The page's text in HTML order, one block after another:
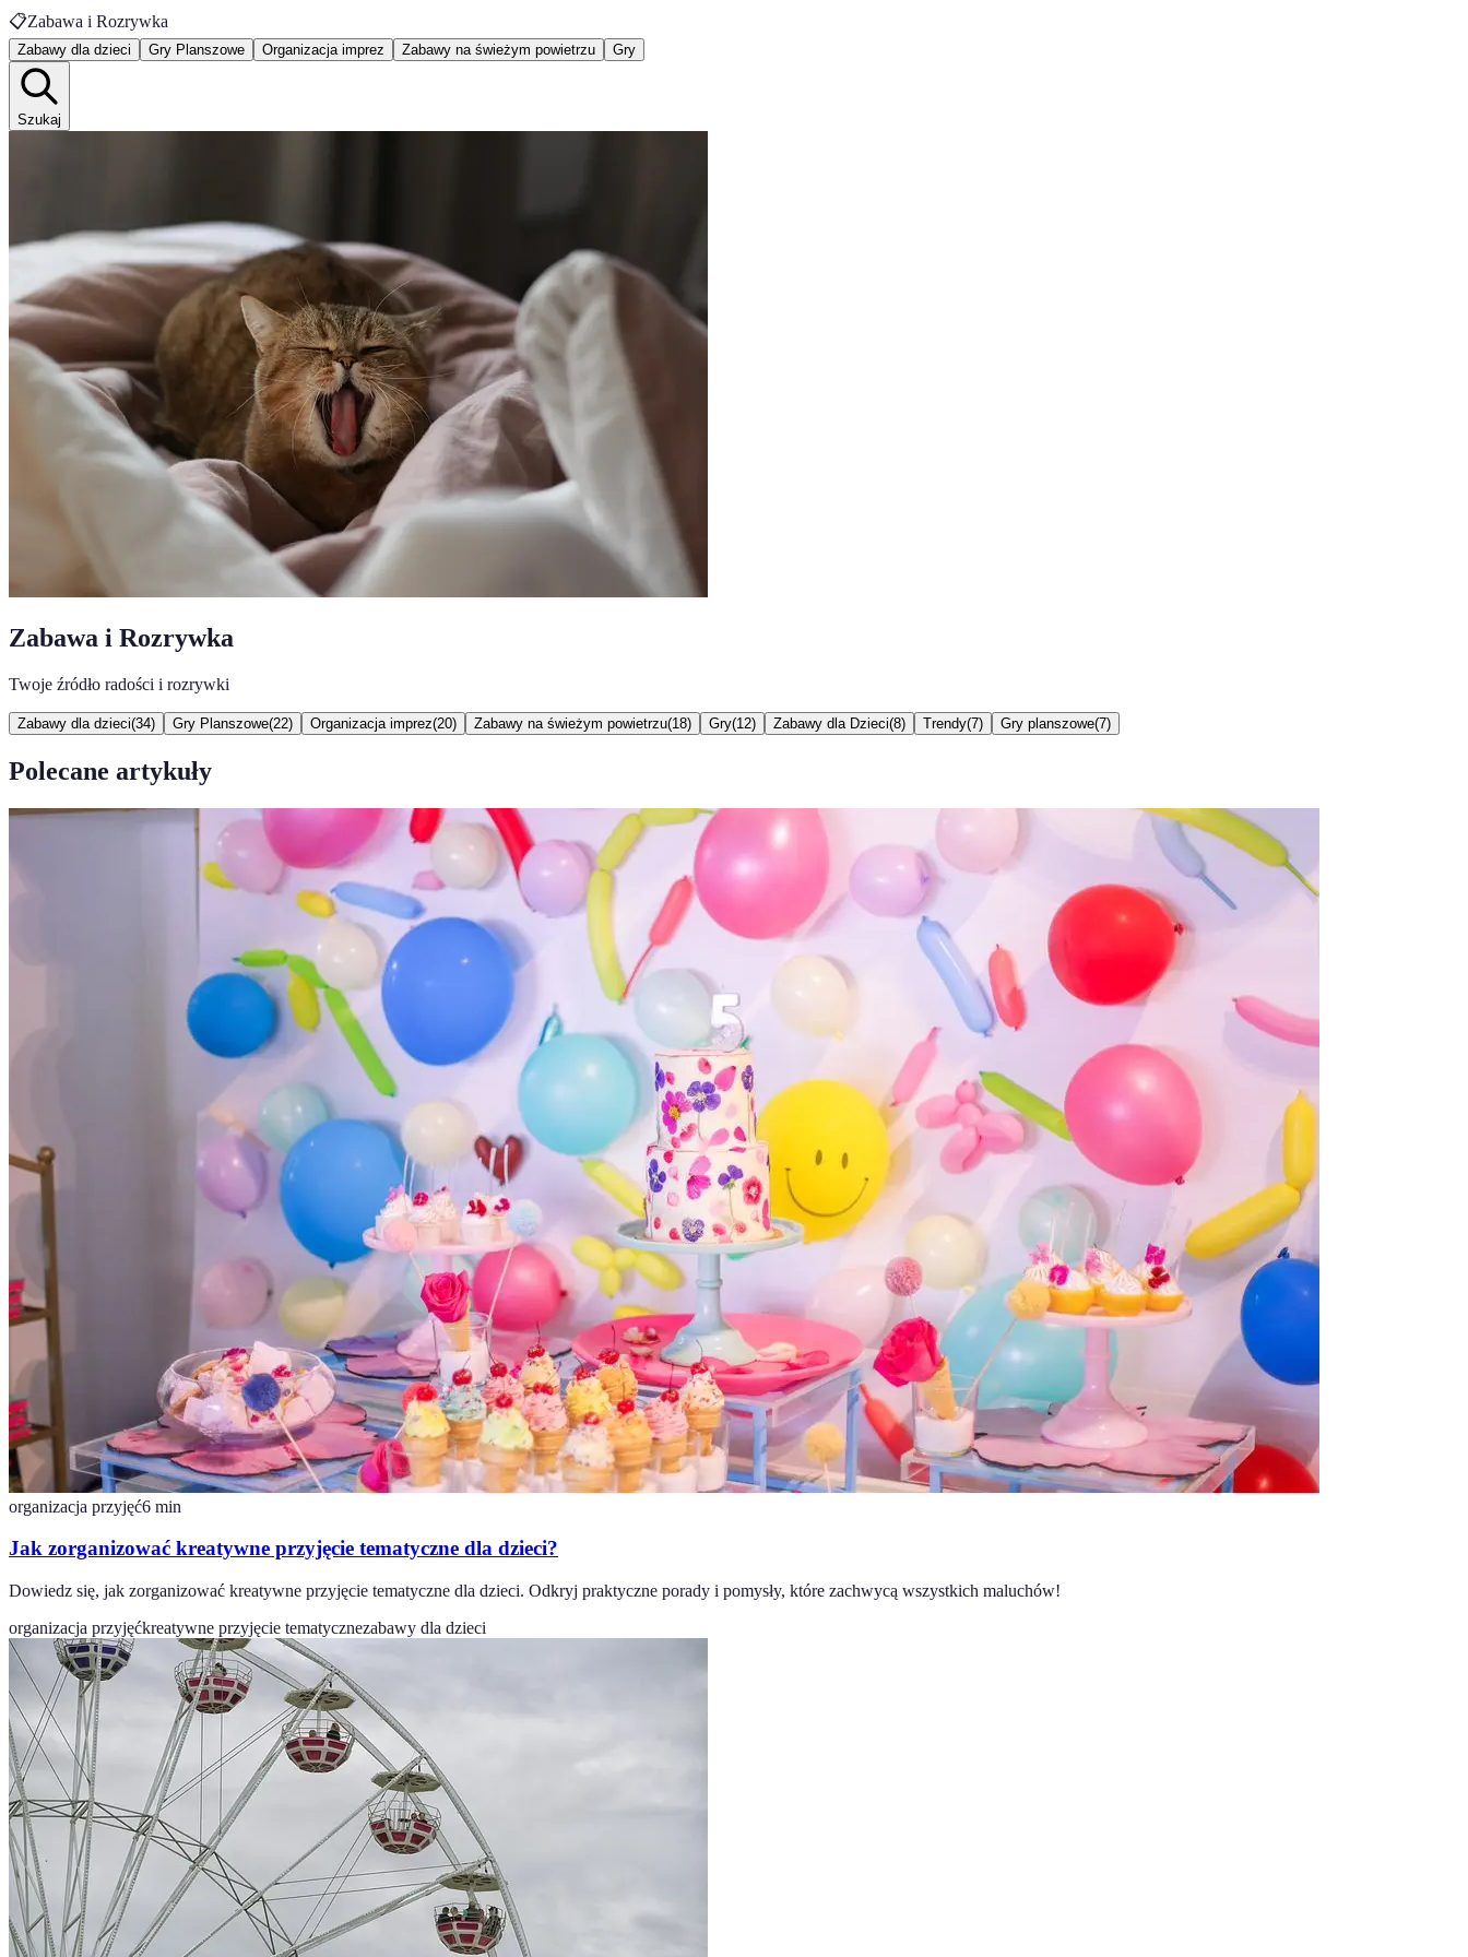
📋Zabawa i Rozrywka
Zabawy dla dzieci Gry Planszowe Organizacja imprez Zabawy na świeżym powietrzu Gry
Szukaj
Zabawa i Rozrywka
Twoje źródło radości i rozrywki
Zabawy dla dzieci(34) Gry Planszowe(22) Organizacja imprez(20) Zabawy na świeżym powietrzu(18) Gry(12) Zabawy dla Dzieci(8) Trendy(7) Gry planszowe(7)
Polecane artykuły
organizacja przyjęć6 min
Jak zorganizować kreatywne przyjęcie tematyczne dla dzieci?
Dowiedz się, jak zorganizować kreatywne przyjęcie tematyczne dla dzieci. Odkryj praktyczne porady i pomysły, które zachwycą wszystkich maluchów!
organizacja przyjęćkreatywne przyjęcie tematycznezabawy dla dzieci